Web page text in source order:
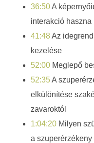
3
36:50A
interakció haszna
41:48Az
kezelése
52:00Meglepő
52:35A
elkülönítése
zavaroktól
1:04:20Milyen
a